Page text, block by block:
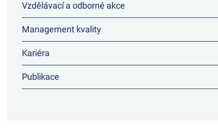
Vzdělávací a odborné akce
Management kvality
Kariéra
Publikace